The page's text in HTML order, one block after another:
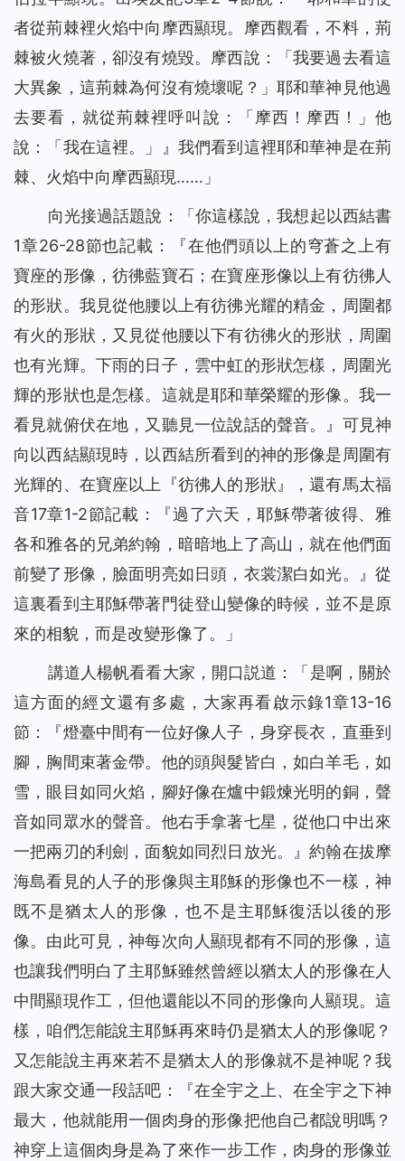
者從荊棘裡火焰中向摩西顯現。摩西觀看，不料，荊
棘被火燒著，卻沒有燒毀。摩西說：「我要過去看這
大異象，這荊棘為何沒有燒壞呢？」耶和華神見他過
去要看，就從荊棘裡呼叫說：「 摩西！摩西！
」他
說：「我在這裡。」』我們看到這裡耶和華神是在荊
棘、火焰中向摩西顯現……」
向光接過話題說：「你這樣說，我想起以西結書
1章26-28節也記載：『在他們頭以上的穹蒼之上有
寶座的形像，彷彿藍寶石；在寶座形像以上有彷彿人
的形狀。我見從他腰以上有彷彿光耀的精金，周圍都
有火的形狀，又見從他腰以下有彷彿火的形狀，周圍
也有光輝。下雨的日子，雲中虹的形狀怎樣，周圍光
輝的形狀也是怎樣。這就是耶和華榮耀的形像。我一
看見就俯伏在地，又聽見一位說話的聲音。』可見神
向以西結顯現時，以西結所看到的神的形像是周圍有
光輝的、在寶座以上『彷彿人的形狀』，還有馬太福
音17章1-2節記載：『過了六天，耶穌帶著彼得、雅
各和雅各的兄弟約翰，暗暗地上了高山，就在他們面
前變了形像，臉面明亮如日頭，衣裳潔白如光。』從
這裏看到主耶穌帶著門徒登山變像的時候，並不是原
來的相貌，而是改變形像了。」
講道人楊帆看看大家，開口説道：「是啊，關於
這方面的經文還有多處，大家再看啟示錄1章13-16
節：『燈臺中間有一位好像人子，身穿長衣，直垂到
腳，胸間束著金帶。他的頭與髮皆白，如白羊毛，如
雪，眼目如同火焰，腳好像在爐中鍛煉光明的銅，聲
音如同眾水的聲音。他右手拿著七星，從他口中出來
一把兩刃的利劍，面貌如同烈日放光。
』約翰在拔摩
海島看見的人子的形像與主耶穌的形像也不一樣，神
既不是猶太人的形像，也不是主耶穌復活以後的形
像。由此可見，神每次向人顯現都有不同的形像，這
也讓我們明白了主耶穌雖然曾經以猶太人的形像在人
中間顯現作工，但他還能以不同的形像向人顯現。這
樣，咱們怎能說主耶穌再來時仍是猶太人的形像呢？
又怎能說主再來若不是猶太人的形像就不是神呢？我
跟大家交通一段話吧：『在全宇之上、在全宇之下神
最大，他就能用一個肉身的形像把他自己都說明嗎？
神穿上這個肉身是為了來作一步工作，肉身的形像並